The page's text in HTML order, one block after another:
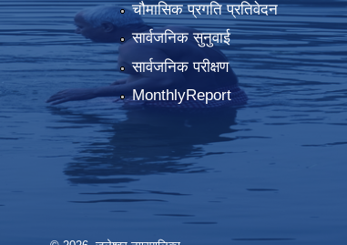
चौमासिक प्रगति प्रतिवेदन
सार्वजनिक सुनुवाई
सार्वजनिक परीक्षण
MonthlyReport